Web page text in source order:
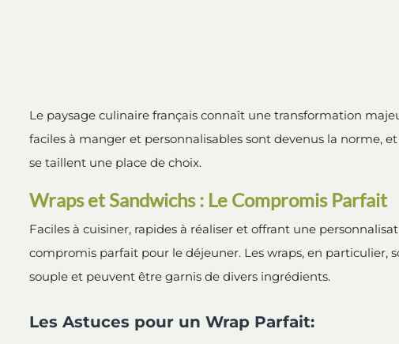
Le paysage culinaire français connaît une transformation
faciles à manger et personnalisables sont devenus la norme,
se taillent une place de choix.
Wraps et Sandwichs : Le Compromis Parfait
Faciles à cuisiner, rapides à réaliser et offrant une
compromis parfait pour le déjeuner. Les wraps, en particulier,
souple et peuvent être garnis de divers ingrédients.
Les Astuces pour un Wrap Parfait: